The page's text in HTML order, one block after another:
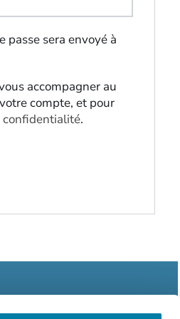
sera envoyé à
accompagner au
compte, et pour
.